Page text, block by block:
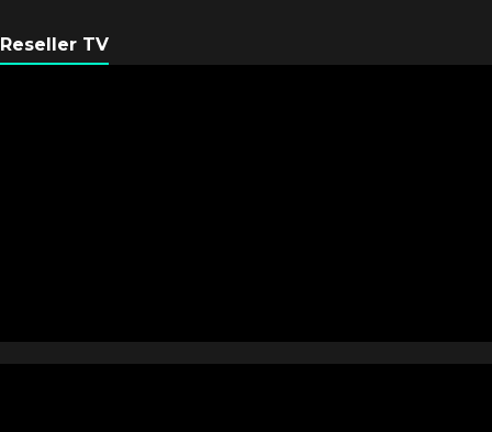
Reseller TV